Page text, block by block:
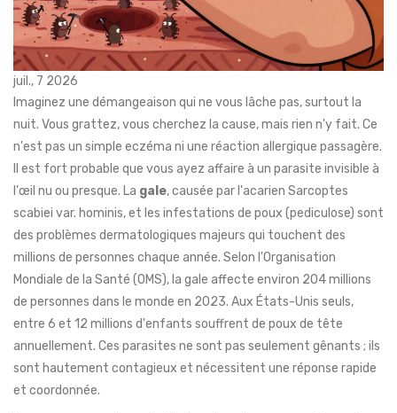
juil., 7 2026
Imaginez une démangeaison qui ne vous lâche pas, surtout la
nuit. Vous grattez, vous cherchez la cause, mais rien n'y fait. Ce
n'est pas un simple eczéma ni une réaction allergique passagère.
Il est fort probable que vous ayez affaire à un parasite invisible à
l'œil nu ou presque. La gale, causée par l'acarien Sarcoptes
scabiei var. hominis, et les infestations de poux (pediculose) sont
des problèmes dermatologiques majeurs qui touchent des
millions de personnes chaque année. Selon l'Organisation
Mondiale de la Santé (OMS), la gale affecte environ 204 millions
de personnes dans le monde en 2023. Aux États-Unis seuls,
entre 6 et 12 millions d'enfants souffrent de poux de tête
annuellement. Ces parasites ne sont pas seulement gênants ; ils
sont hautement contagieux et nécessitent une réponse rapide
et coordonnée.